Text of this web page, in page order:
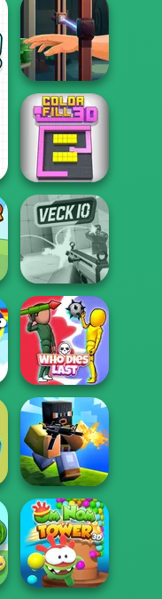
Agent P Rebel
Spy
Hand Me The
Goods
Color Fill 3D
Veck.io
Who Dies Last
Poxel.io